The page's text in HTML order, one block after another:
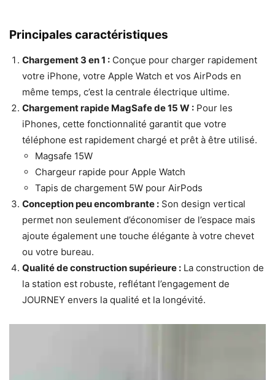
Principales caractéristiques
Chargement 3 en 1 : Conçue pour charger rapidement
votre iPhone, votre Apple Watch et vos AirPods en
même temps, c’est la centrale électrique ultime.
Chargement rapide MagSafe de 15 W : Pour les
iPhones, cette fonctionnalité garantit que votre
téléphone est rapidement chargé et prêt à être utilisé.
Magsafe 15W
Chargeur rapide pour Apple Watch
Tapis de chargement 5W pour AirPods
Conception peu encombrante : Son design vertical
permet non seulement d’économiser de l’espace mais
ajoute également une touche élégante à votre chevet
ou votre bureau.
Qualité de construction supérieure : La construction de
la station est robuste, reflétant l’engagement de
JOURNEY envers la qualité et la longévité.